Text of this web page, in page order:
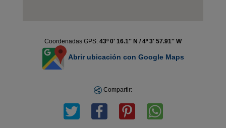
Coordenadas GPS: 43º 0' 16.1'' N / 4º 3' 57.91'' W
Abrir ubicación con Google Maps
Compartir: